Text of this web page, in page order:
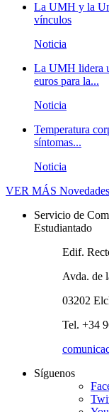
La UMH y la
vínculos
Noticia
La UMH lidera
euros para la...
Noticia
Temperatura
síntomas...
Noticia
VER MÁS Novedades
Servicio de
Estudiantado
Edif.
Avda. de
03202
Tel. +34
Síguenos